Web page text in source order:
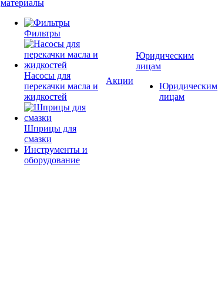
материалы
Фильтры
Насосы для
перекачки масла и
жидкостей
Шприцы для
смазки
Инструменты и
оборудование
Акции
Юридическим
лицам
Юридическим
лицам